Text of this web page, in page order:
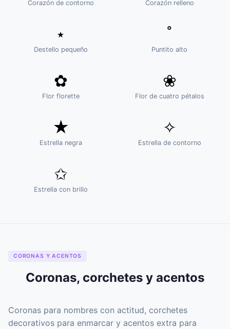
Corazón de contorno Corazón relleno
⋆
Destello pequeño
˚
Puntito alto
✿
Flor florette
❀
Flor de cuatro pétalos
★
Estrella negra
✧
Estrella de contorno
✩
Estrella con brillo
CORONAS Y ACENTOS
Coronas, corchetes y acentos
Coronas para nombres con actitud, corchetes
decorativos para enmarcar y acentos extra para